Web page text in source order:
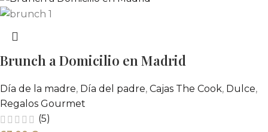
Brunch a Domicilio en Madrid
Día de la madre, Día del padre, Cajas The Cook, Dulce,
Regalos Gourmet
(5)